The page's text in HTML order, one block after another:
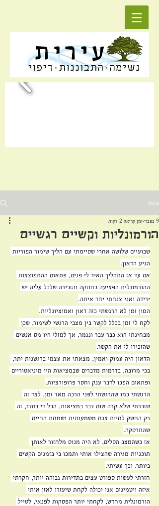
פוסט
הורמונליות וקשיים רגשיים
9 בפבר׳ זמן קריאה 2 דקות
שבועיים שלושה אחרי שסיימתי עם הליך שימור הפוריות
הגיע הדאון.
אם עד אז התהליך האיר לי פנים, פתאום ההתפוצצות
ההורמונלית הפציעה בחוזקה והזכירה שלכל עליה יש
ירידה ואני צנחתי יחד איתה.
המון זמן לא הרגשתי כזה דאון ואמוציונליות.
לקח לי זמן בכלל לקשר בין מצבי הרגשי לשימור, שכן
מבחינתי הוא כבר עבר ונגמר, אך למזלי היו מס אנשים
שהזכירו לי את הקשר.
הדאון היה עמוק ואמין, מצאתי את עצמי ברגשנות יתר,
בכי מרובה, בדרמות מדברים שבמציאות היו מיניאטוריים
ופתאום הפכו לדבר ענק וחסר פרופורציות.
הרגשתי כמו שהרגשתי לפני הרבה מאד זמן, לצד זה
שזכרתי שלא קרה שום דבר במציאות, הכל די בסדר, זה
רק החשק לחיות צנח משמעותית ושמחת החיים
שהתרסקה.
אז כשהמצב הסלים, לא היה מנוס מלחזור לאותן
תוכניות מגירה שהצילו אותי ותמכו בי בזמנים הקשים
ביותר. וכך עשיתי.
חזרתי לעשות ספורט עצים בתדירות גבוהה יותר, חקרתי
איזה ויטמינים אני יכולה לקחת שיעזרו לאזן אותי
הורמונלית מחדש, לקחתי יותר הפסקות לפנאי, לטייל